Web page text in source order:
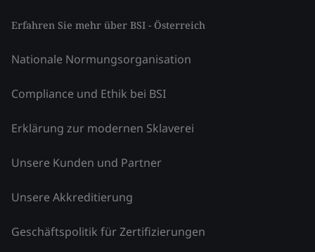
Erfahren Sie mehr über BSI - Österreich
Nationale Normungsorganisation
Compliance und Ethik bei BSI
Erklärung zur modernen Sklaverei
Unsere Kunden und Partner
Unsere Akkreditierung
Geschäftspolitik für Zertifizierungen